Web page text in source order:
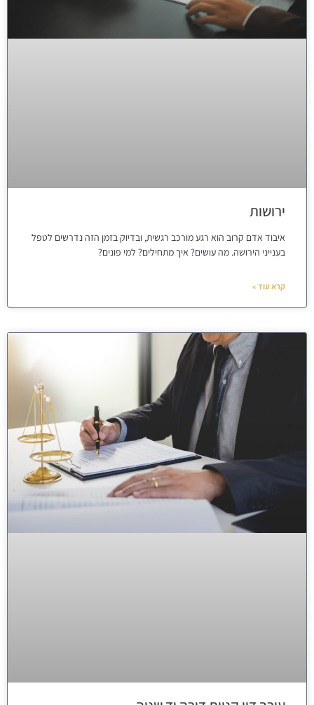
ירושות
איבוד אדם קרוב הוא רגע מורכב רגשית, ובדיוק בזמן הזה נדרשים לטפל
בענייני הירושה. מה עושים? איך מתחילים? למי פונים?
קרא עוד »